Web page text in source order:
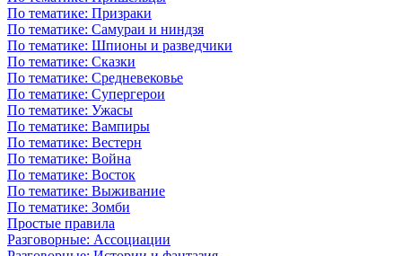
По тематике: Призраки
По тематике: Самураи и ниндзя
По тематике: Шпионы и разведчики
По тематике: Сказки
По тематике: Средневековье
По тематике: Супергерои
По тематике: Ужасы
По тематике: Вампиры
По тематике: Вестерн
По тематике: Война
По тематике: Восток
По тематике: Выживание
По тематике: Зомби
Простые правила
Разговорные: Ассоциации